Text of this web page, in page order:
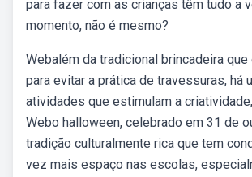
para fazer com as crianças têm tudo a
momento, não é mesmo?
Webalém da tradicional brincadeira
para evitar a prática de travessuras, há
atividades que estimulam a
Webo halloween, celebrado em 31 de
tradição culturalmente rica que tem
vez mais espaço nas escolas,